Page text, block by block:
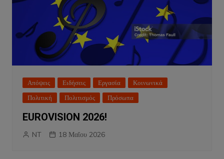
Απόψεις Ειδήσεις Εργασία
Κοινωνικά
Πολιτική
Πολιτισμός Πρόσωπα
EUROVISION 2026!
NT 18 Μαΐου 2026